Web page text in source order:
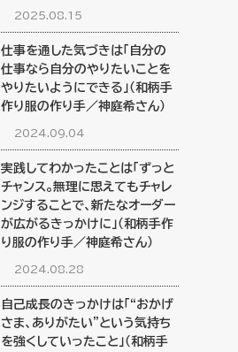
2025.08.15
仕事を通した気づきは「自分の
仕事なら自分のやりたいことを
やりたいようにできる」（和柄手
作り服の作り手／神庭希さん）
2024.09.04
実践してわかったことは「ずっと
チャンス。無理に思えてもチャレ
ンジすることで、新たなオーダー
が広がるきっかけに」（和柄手作
り服の作り手／神庭希さん）
2024.08.28
自己成長のきっかけは「“おかげ
さま、ありがたい”という気持ち
を強くしていったこと」（和柄手